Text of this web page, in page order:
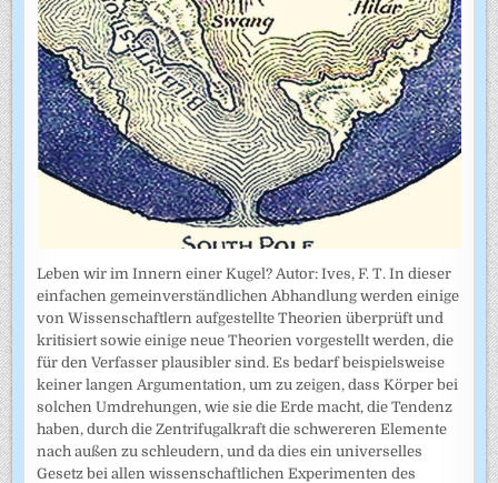
Leben wir im Innern einer Kugel? Autor: Ives, F. T. In dieser
einfachen gemeinverständlichen Abhandlung werden einige
von Wissenschaftlern aufgestellte Theorien überprüft und
kritisiert sowie einige neue Theorien vorgestellt werden, die
für den Verfasser plausibler sind. Es bedarf beispielsweise
keiner langen Argumentation, um zu zeigen, dass Körper bei
solchen Umdrehungen, wie sie die Erde macht, die Tendenz
haben, durch die Zentrifugalkraft die schwereren Elemente
nach außen zu schleudern, und da dies ein universelles
Gesetz bei allen wissenschaftlichen Experimenten des